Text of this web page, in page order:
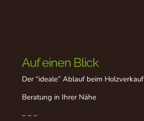
Auf einen Blick
Der “ideale” Ablauf beim Holzverkauf
Beratung in Ihrer Nähe
– – –